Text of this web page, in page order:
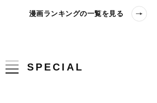
漫画ランキングの一覧を見る
SPECIAL